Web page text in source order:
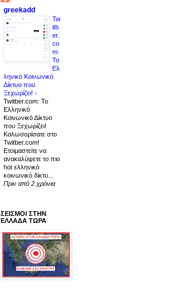
greekadd
Tw
itb
er.
co
m:
Το
Ελ
ληνικό Κοινωνικό
Δίκτυο που
Ξεχωρίζει! -
Twitber.com: Το
Ελληνικό
Κοινωνικό Δίκτυο
που Ξεχωρίζει!
Καλωσορίσατε στο
Twitber.com!
Ετοιμαστείτε να
ανακαλύψετε το πιο
hot ελληνικό
κοινωνικό δίκτυ...
Πριν από 2 χρόνια
ΣΕΙΣΜΟΙ ΣΤΗΝ
ΕΛΛΑΔΑ ΤΩΡΑ